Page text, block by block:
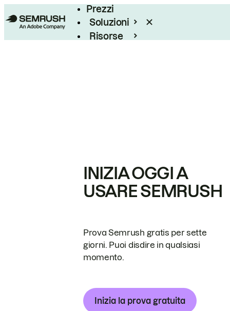
Prezzi
Soluzioni
Risorse
INIZIA OGGI A
USARE SEMRUSH
Prova Semrush gratis per sette
giorni. Puoi disdire in qualsiasi
momento.
Inizia la prova gratuita